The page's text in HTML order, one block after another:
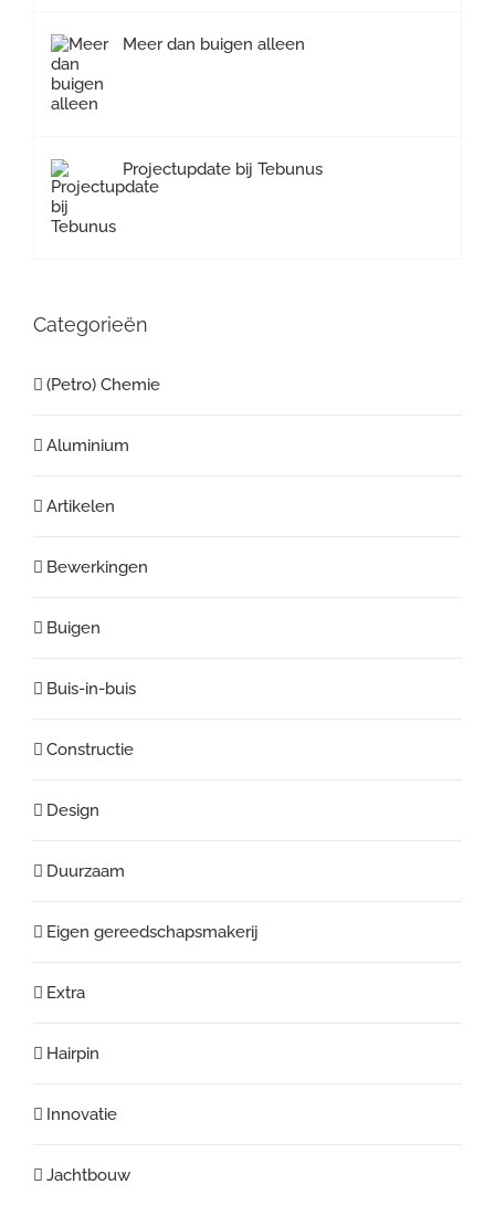
Meer dan buigen alleen
Projectupdate bij Tebunus
Categorieën
(Petro) Chemie
Aluminium
Artikelen
Bewerkingen
Buigen
Buis-in-buis
Constructie
Design
Duurzaam
Eigen gereedschapsmakerij
Extra
Hairpin
Innovatie
Jachtbouw